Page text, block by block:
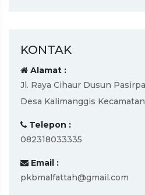
KONTAK
Alamat :
Jl. Raya Cihaur Dusun
Desa Kalimanggis
Telepon :
082318033335
Email :
pkbmalfattah@gmail.com